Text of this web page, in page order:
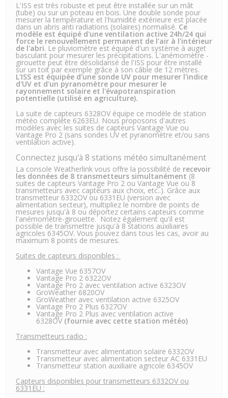
L'ISS est très robuste et peut être installée sur un mât
(tube) ou sur un poteau en bois. Une double sonde pour
mesurer la température et l'humidité extérieure est placée
dans un abris anti radiations (solaires) normalisé. Ce
modèle est équipé d'une ventilation active 24h/24 qui
force le renouvellement permanent de l'air à l'intérieur
de l'abri. Le pluviomètre est équipé d'un système à auget
basculant pour mesurer les précipitations. L'anémomètre -
girouette peut être désolidarisé de l'ISS pour être installé
sur un toit par exemple grâce à son câble de 12 mètres.
L'ISS est équipée d'une sonde UV pour mesurer l'indice
d'UV et d'un pyranomètre pour mesurer le
rayonnement solaire et l'évapotranspiration
potentielle (utilisé en agriculture).
La suite de capteurs 6328OV équipe ce modèle de station
météo complète 6263EU. Nous proposons d'autres
modèles avec les suites de capteurs Vantage Vue ou
Vantage Pro 2 (sans sondes UV et pyranomètre et/ou sans
ventilation active).
Connectez jusqu'à 8 stations météo simultanément
La console Weatherlink vous offre la possibilité de recevoir
les données de 8 transmetteurs simultanément (8
suites de capteurs Vantage Pro 2 ou Vantage Vue ou 8
transmetteurs avec capteurs aux choix, etc..). Grâce aux
transmetteur 6332OV ou 6331EU (version avec
alimentation secteur), multipliez le nombre de points de
mesures jusqu'à 8 ou déportez certains capteurs comme
l'anémomètre-girouette. Notez également qu'il est
possible de transmettre jusqu'à 8 stations auxiliaires
agricoles 6345OV. Vous pouvez dans tous les cas, avoir au
maximum 8 points de mesures.
Suites de capteurs disponibles :
Vantage Vue 6357OV
Vantage Pro 2 6322OV
Vantage Pro 2 avec ventilation active 6323OV
GroWeather 6820OV
GroWeather avec ventilation active 6325OV
Vantage Pro 2 Plus 6327OV
Vantage Pro 2 Plus avec ventilation active
6328OV (fournie avec cette station météo)
Transmetteurs radio :
Transmetteur avec alimentation solaire 6332OV
Transmetteur avec alimentation secteur AC 6331EU
Transmetteur station auxiliaire agricole 6345OV
Capteurs disponibles pour transmetteurs 6332OV ou
6331EU :